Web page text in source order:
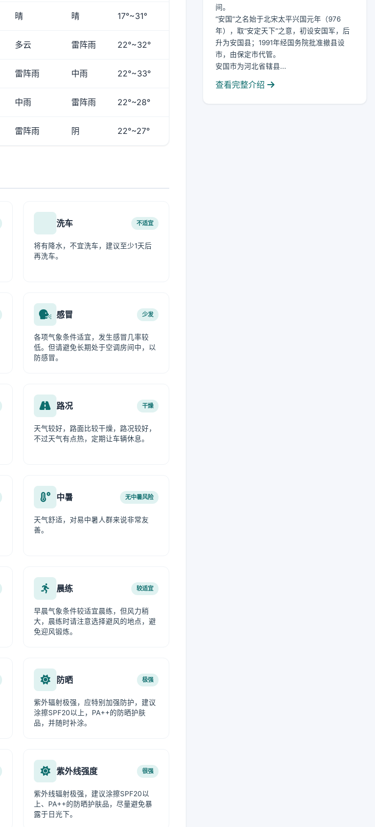
晴 晴 17°~31°
多云 雷阵雨 22°~32°
雷阵雨 中雨 22°~33°
中雨 雷阵雨 22°~28°
雷阵雨 阴 22°~27°
洗车 不适宜
将有降水，不宜洗车，建议至少1天后
再洗车。
感冒 少发
各项气象条件适宜，发生感冒几率较
低。但请避免长期处于空调房间中，以
防感冒。
路况 干燥
天气较好，路面比较干燥，路况较好，
不过天气有点热，定期让车辆休息。
中暑 无中暑风险
天气舒适，对易中暑人群来说非常友
善。
晨练 较适宜
早晨气象条件较适宜晨练，但风力稍
大，晨练时请注意选择避风的地点，避
免迎风锻炼。
防晒 极强
紫外辐射极强，应特别加强防护，建议
涂擦SPF20以上，PA++的防晒护肤
品，并随时补涂。
紫外线强度 很强
紫外线辐射极强，建议涂擦SPF20以
上、PA++的防晒护肤品，尽量避免暴
露于日光下。
间。
“安国”之名始于北宋太平兴国元年（976
年），取“安定天下”之意，初设安国军，后
升为安国县；1991年经国务院批准撤县设
市，由保定市代管。
安国市为河北省辖县...
查看完整介绍